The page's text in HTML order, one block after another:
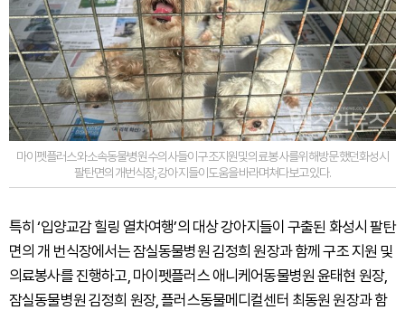
마이펫플러스와소속동물병원수의사들이구조지원및의료봉사를위해방문했던화성시
팔탄면의개번식장,강아지들이도움을바라며쳐다보고있다.
특히 ‘입양교감 힐링 열차여행’의 대상 강아지들이 구출된 화성시 팔탄
면의 개 번식장에서는 잠실동물병원 김정희 원장과 함께 구조 지원 및
의료봉사를 진행하고, 마이펫플러스 애니케어동물병원 윤태현 원장,
잠실동물병원 김정희 원장, 플러스동물메디컬센터 최동원 원장과 함